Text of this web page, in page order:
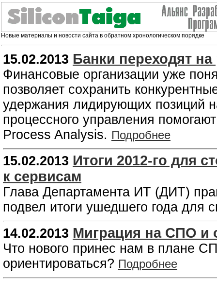
Новые материалы и новости сайта в обратном хронологическом порядке
15.02.2013 Банки переходят
Финансовые организации уже
позволяет сохранить
удержания лидирующих позиций
процессного управления
Process Analysis. Подробнее
15.02.2013 Итоги 2012-го для
к сервисам
Глава Департамента ИТ (ДИТ)
подвел итоги ушедшего года для
14.02.2013 Миграция на СПО и
Что нового принес нам в плане
ориентироваться? Подробнее